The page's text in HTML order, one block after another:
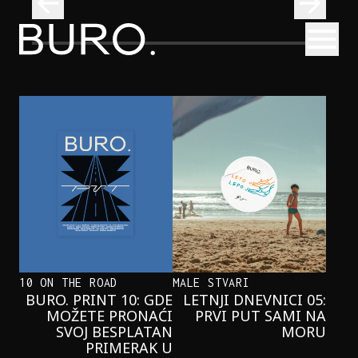
BURO.
NAJČISTIJA KUPALIŠTA U SRBIJI KOJA
POSEĆUJEMO OVOG LETA
10 ON THE ROAD
BURO. PRINT 10: GDE
MOŽETE PRONAĆI
SVOJ BESPLATAN
PRIMERAK U
MALE STVARI
LETNJI DNEVNICI 05:
PRVI PUT SAMI NA
MORU